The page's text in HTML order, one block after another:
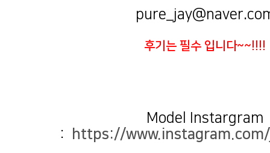
후기는 필수 입니다~~!!!!
: https://